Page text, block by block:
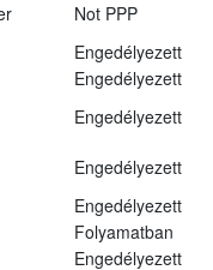
Not PPP
Engedélyezett
Engedélyezett
Engedélyezett
Engedélyezett
Engedélyezett
Folyamatban
Engedélyezett